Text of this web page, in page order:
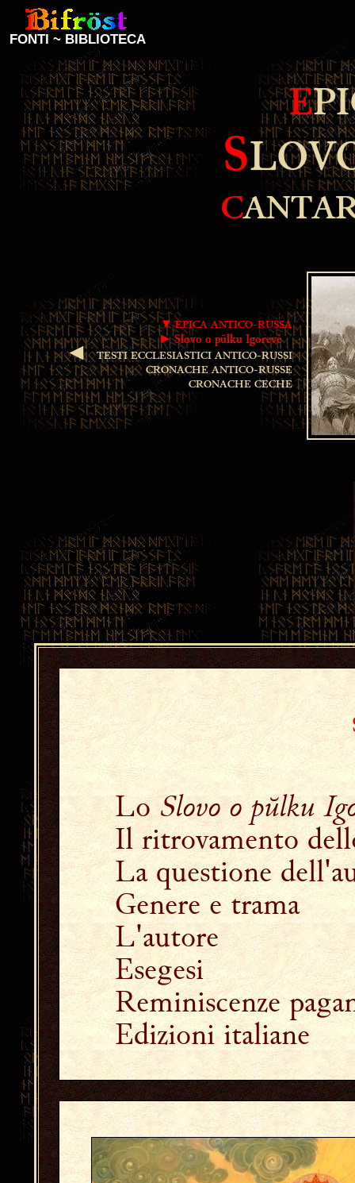
FONTI ~ BIBLIOTECA
E
S
C
◄
▼ EPICA ANTICO-RUSSA
► Slovo o pŭlku Igorevě
TESTI ECCLESIASTICI ANTICO-RUSSI
CRONACHE ANTICO-RUSSE
CRONACHE CECHE
LoSlovo o pŭlku
Il ritrovamento
La questione
Genere e trama
L'autore
Esegesi
Reminiscenze
Edizioni italiane